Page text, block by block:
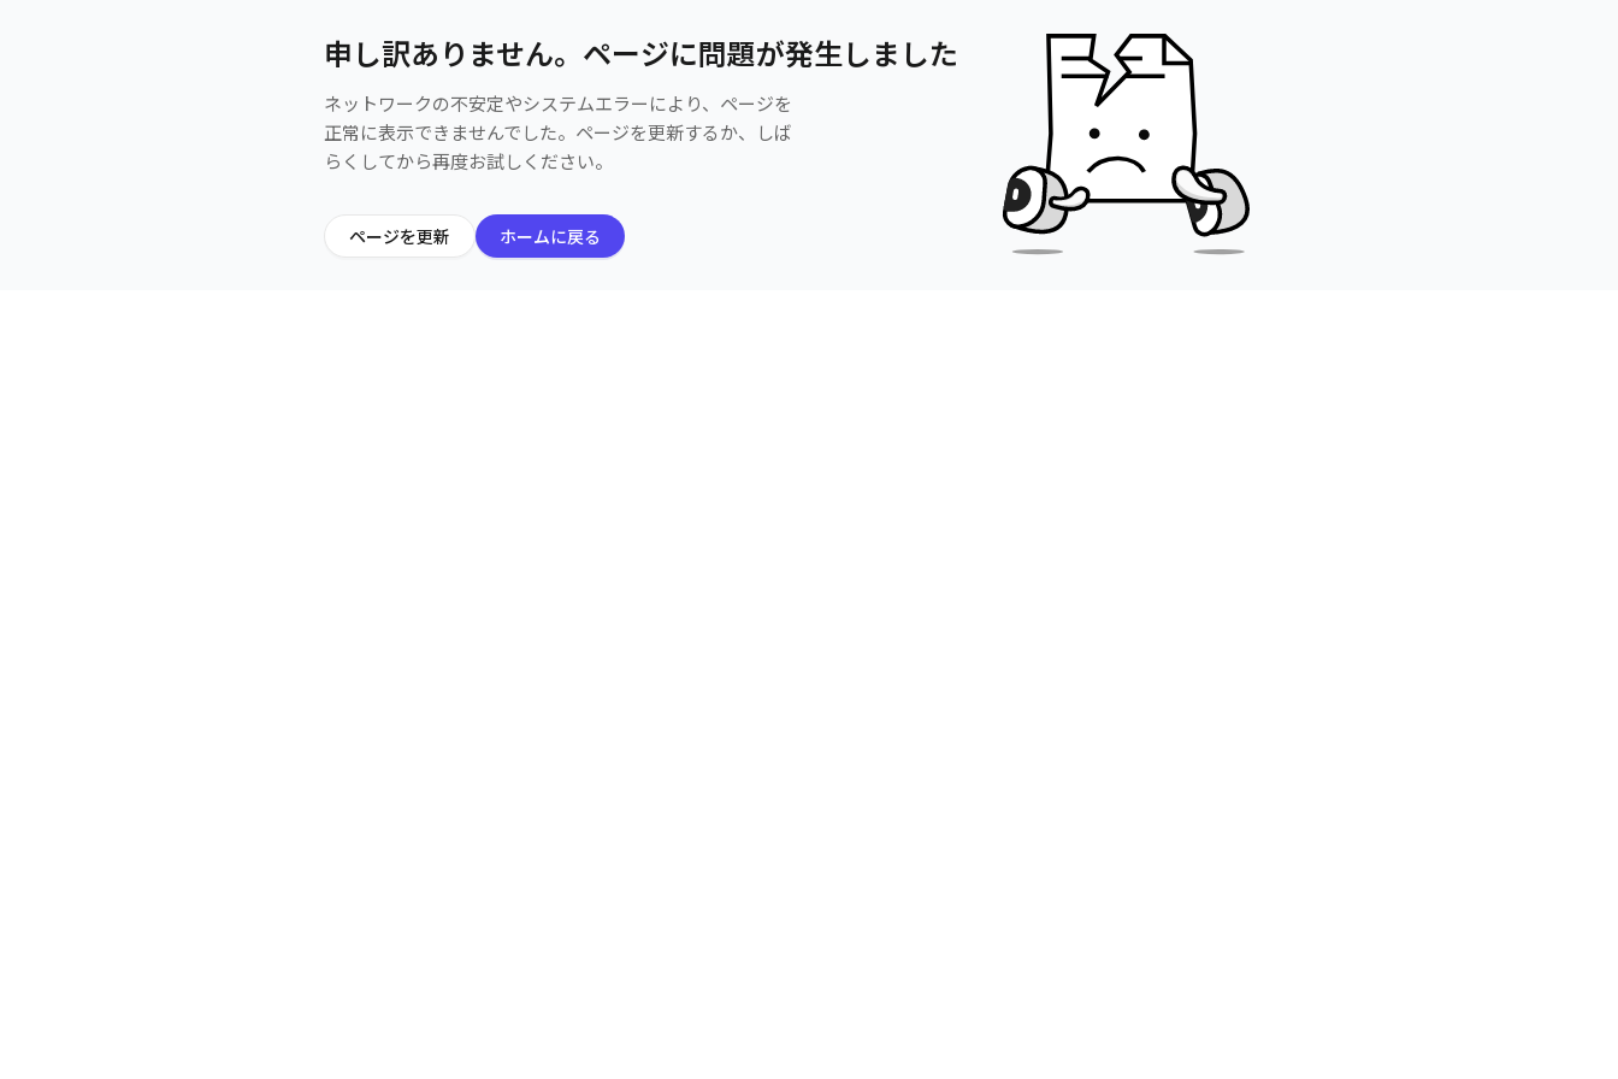
申し訳ありません。ページに問題が発生しました
ネットワークの不安定やシステムエラーにより、ページを
正常に表示できませんでした。ページを更新するか、しば
らくしてから再度お試しください。
ページを更新 ホームに戻る